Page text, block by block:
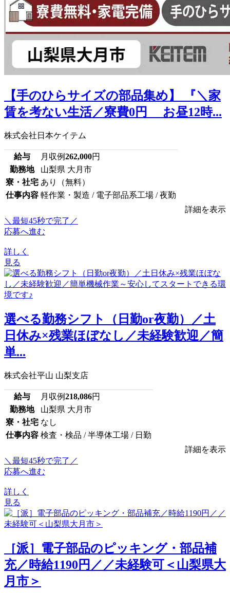
【手のひらサイズの部品集め】 『＼家
賃を考ない生活／寮費0円 お昼12時...
株式会社日本ケイテム
給与 月収例262,000円
勤務地
山梨県 大月市
寮・社宅 あり（無料）
仕事内容 軽作業・製造 / 電子部品系工場 / 夜勤
詳細を表示
＼最短45秒で完了／
応募へ進む
詳しく
見る
選べる勤務シフト（日勤or夜勤）／土
日休み×残業ほぼなし／未経験歓迎／簡
単...
株式会社平山 山梨支店
給与 月収例218,086円
勤務地
山梨県 大月市
寮・社宅 なし
仕事内容 検査・検品 / 半導体工場 / 日勤
詳細を表示
＼最短45秒で完了／
応募へ進む
詳しく
見る
［派］電子部品のピッキング・部品補
充／時給1190円／／未経験可＜山梨県大
月市＞